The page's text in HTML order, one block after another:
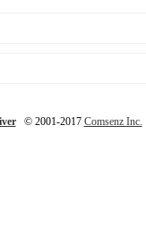
© 2001-2017 Comsenz Inc.